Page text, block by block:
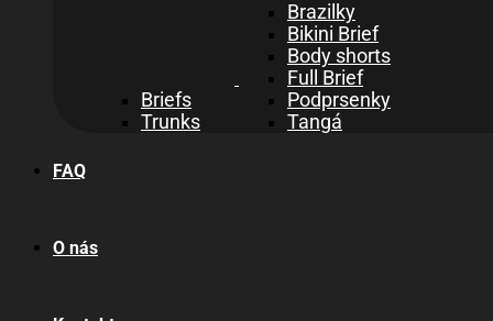
Briefs
Trunks
Brazilky
Bikini Brief
Body shorts
Full Brief
Podprsenky
Tangá
FAQ
O nás